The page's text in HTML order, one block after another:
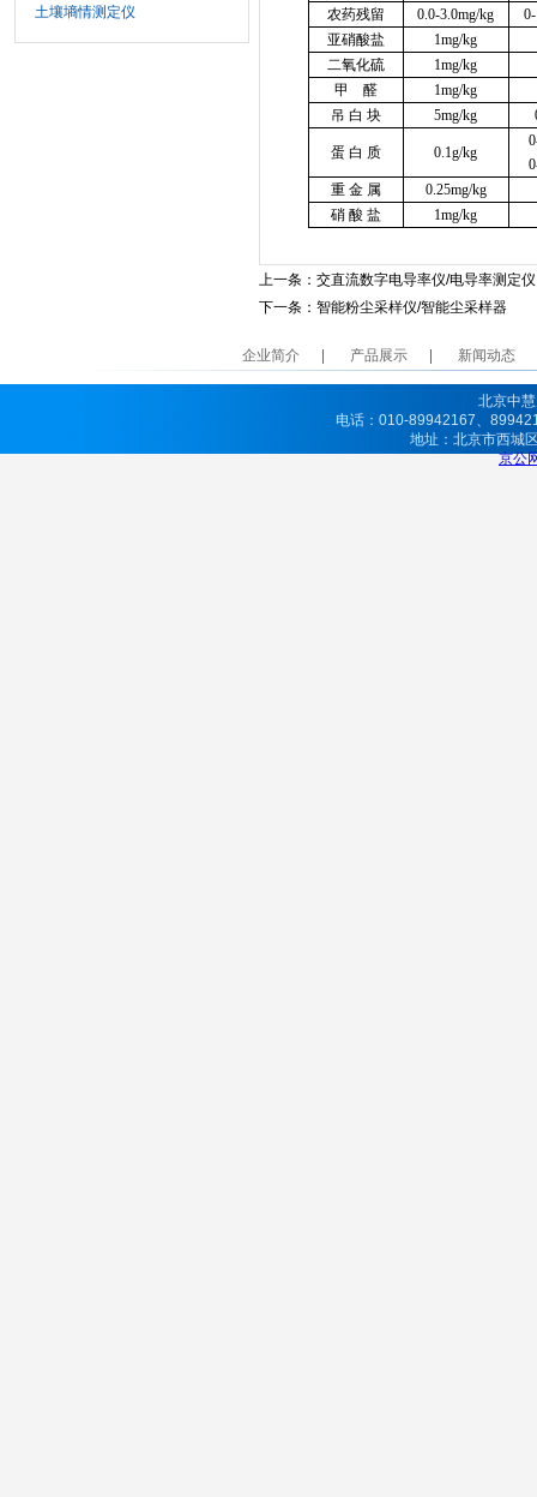
土壤墒情测定仪
农药残留
0.0-3.0mg/kg
亚硝酸盐
1mg/kg
二氧化硫
1mg/kg
甲
醛
1mg/kg
吊 白 块
5mg/kg
蛋 白 质 0.1g/kg
重 金 属
0.25mg/kg
硝 酸 盐
1mg/kg
上一条： 交直流数字电导率仪/电导率测定仪
下一条： 智能粉尘采样仪/智能尘采样器
企业简介 产品展示 新闻动态
北京中
电话：010-89942167、
地址：北京市西
京公